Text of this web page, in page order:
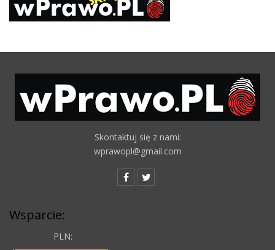
Skontaktuj się z nami:
wprawopl@gmail.com
Wsparcie:
PLN: